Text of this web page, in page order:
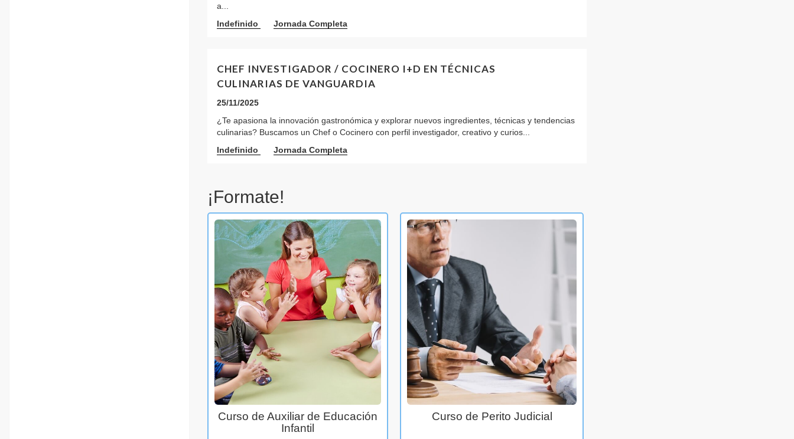
a...
Indefinido
Jornada Completa
CHEF INVESTIGADOR / COCINERO I+D EN TÉCNICAS
CULINARIAS DE VANGUARDIA
25/11/2025
¿Te apasiona la innovación gastronómica y explorar nuevos ingredientes, técnicas y tendencias
culinarias? Buscamos un Chef o Cocinero con perfil investigador, creativo y curios...
Indefinido
Jornada Completa
¡Formate!
Curso de Auxiliar de Educación
Infantil
Curso de Perito Judicial